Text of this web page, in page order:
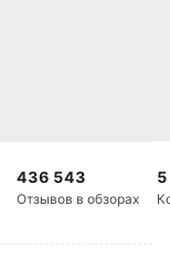
436 543
Отзывов в обзорах